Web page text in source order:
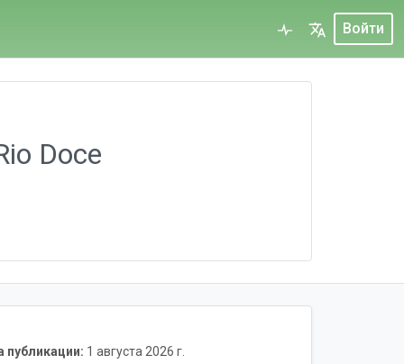
Войти
Doce
публикации: 1 августа 2026 г.